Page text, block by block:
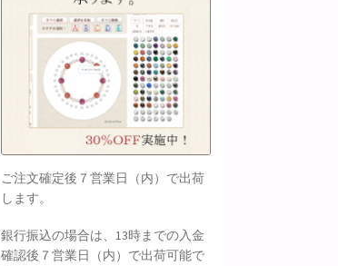
ご注文確定後７営業日（内）で出荷
します。
銀行振込の場合は、13時までの入金
確認後７営業日（内）で出荷可能で